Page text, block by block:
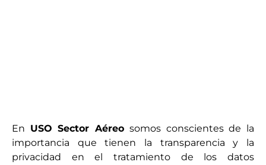
En USO Sector Aéreo somos conscientes de la
importancia que tienen la transparencia y la
privacidad en el tratamiento de los datos